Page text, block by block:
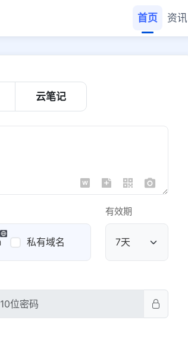
首页 资讯
云笔记
私有域名 公共域名
有效期